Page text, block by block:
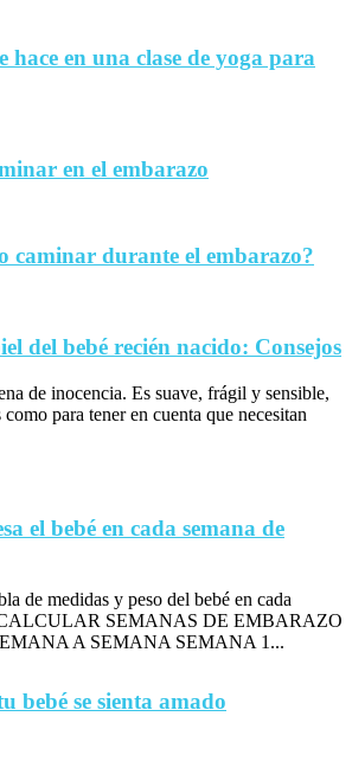
hace en una clase de yoga para
en el embarazo
caminar durante el embarazo?
del bebé recién nacido: Consejos
de inocencia. Es suave, frágil y sensible,
para tener en cuenta que necesitan
el bebé en cada semana de
de medidas y peso del bebé en cada
CALCULAR SEMANAS DE EMBARAZO
A SEMANA SEMANA 1...
bebé se sienta amado